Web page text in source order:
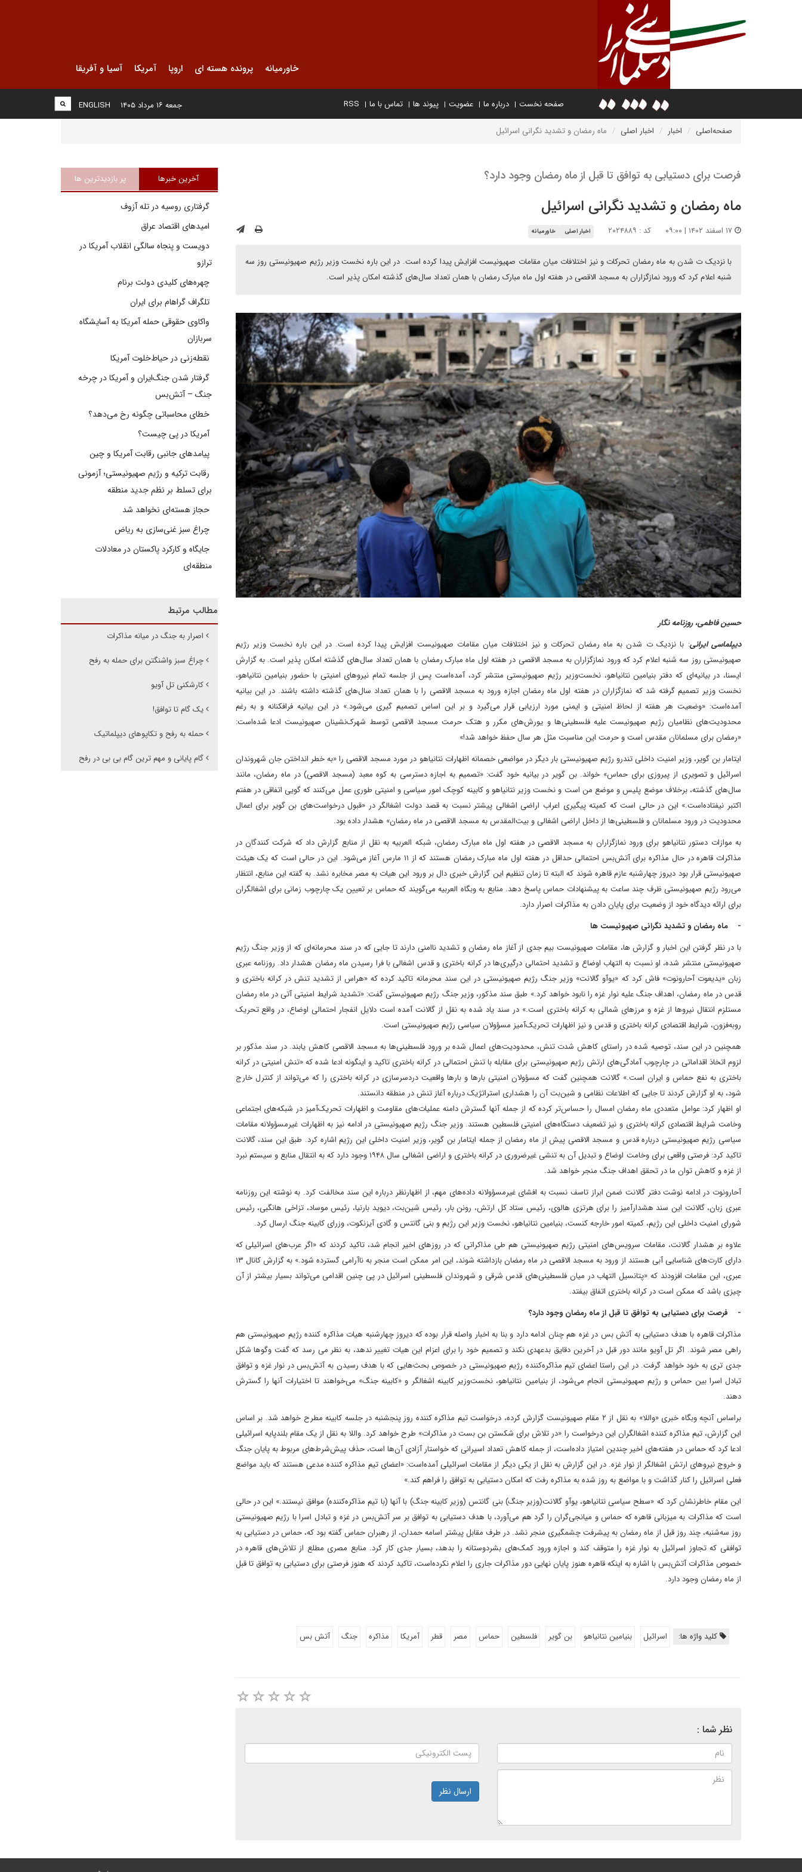
خاورمیانه پرونده هسته ای اروپا آمریکا آسیا و آفریقا
صفحه نخست درباره ما عضویت پیوند ها تماس با ما RSS
ENGLISH جمعه ۱۶ مرداد ۱۴۰۵
صفحه‌اصلی اخبار اخبار اصلی ماه رمضان و تشدید نگرانی اسرائیل
فرصت برای دستیابی به توافق تا قبل از ماه رمضان وجود دارد؟
ماه رمضان و تشدید نگرانی اسرائیل
کد : ۲۰۲۴۸۸۹ اخبار اصلی خاورمیانه
با نزدیک ت شدن به ماه رمضان تحرکات و نیز اختلافات میان مقامات صهیونیست افزایش پیدا کرده است. در این باره نخست وزیر رژیم صهیونیستی روز سه
شنبه اعلام کرد که ورود نمازگزاران به مسجد الاقصی در هفته اول ماه مبارک رمضان با همان تعداد سال‌های گذشته امکان پذیر است.
حسین فاطمی، روزنامه نگار
دیپلماسی ایرانی: با نزدیک ت شدن به ماه رمضان تحرکات و نیز اختلافات میان مقامات صهیونیست افزایش پیدا کرده است. در این باره نخست وزیر رژیم
صهیونیستی روز سه شنبه اعلام کرد که ورود نمازگزاران به مسجد الاقصی در هفته اول ماه مبارک رمضان با همان تعداد سال‌های گذشته امکان پذیر است. به گزارش
ایسنا، در بیانیه‌ای که دفتر بنیامین نتانیاهو، نخست‌وزیر رژیم صهیونیستی منتشر کرد، آمده‌است پس از جلسه تمام نیروهای امنیتی با حضور بنیامین نتانیاهو،
نخست وزیر تصمیم گرفته شد که نمازگزاران در هفته اول ماه رمضان اجازه ورود به مسجد الاقصی را با همان تعداد سال‌های گذشته داشته باشند. در این بیانیه
آمده‌است: «وضعیت هر هفته از لحاظ امنیتی و ایمنی مورد ارزیابی قرار می‌گیرد و بر این اساس تصمیم گیری می‌شود.» در این بیانیه فرافکنانه و به رغم
محدودیت‌های نظامیان رژیم صهیونیست علیه فلسطینی‌ها و یورش‌های مکرر و هتک حرمت مسجد الاقصی توسط شهرک‌نشینان صهیونیست ادعا شده‌است:
«رمضان برای مسلمانان مقدس است و حرمت این مناسبت مثل هر سال حفظ خواهد شد!»
ایتامار بن گویر، وزیر امنیت داخلی تندرو رژیم صهیونیستی بار دیگر در مواضعی خصمانه اظهارات نتانیاهو در مورد مسجد الاقصی را «به خطر انداختن جان شهروندان
اسرائیل و تصویری از پیروزی برای حماس» خواند. بن گویر در بیانیه خود گفت: «تصمیم به اجازه دسترسی به کوه معبد (مسجد الاقصی) در ماه رمضان، مانند
سال‌های گذشته، برخلاف موضع پلیس و موضع من است و نخست وزیر نتانیاهو و کابینه کوچک امور سیاسی و امنیتی طوری عمل می‌کنند که گویی اتفاقی در هفتم
اکتبر نیفتاده‌است.» این در حالی است که کمیته پیگیری اعراب اراضی اشغالی پیشتر نسبت به قصد دولت اشغالگر در «قبول درخواست‌های بن گویر برای اعمال
محدودیت در ورود مسلمانان و فلسطینی‌ها از داخل اراضی اشغالی و بیت‌المقدس به مسجد الاقصی در ماه رمضان» هشدار داده بود.
به موازات دستور نتانیاهو برای ورود نمازگزاران به مسجد الاقصی در هفته اول ماه مبارک رمضان، شبکه العربیه به نقل از منابع گزارش داد که شرکت کنندگان در
مذاکرات قاهره در حال مذاکره برای آتش‌بس احتمالی حداقل در هفته اول ماه مبارک رمضان هستند که از ۱۱ مارس آغاز می‌شود. این در حالی است که یک هیئت
صهیونیستی قرار بود دیروز چهارشنبه عازم قاهره ‌شوند که البته تا زمان تنظیم این گزارش خبری دال بر ورود این هیات به مصر مخابره نشد. به گفته این منابع، انتظار
می‌رود رژیم صهیونیستی ظرف چند ساعت به پیشنهادات حماس پاسخ دهد. منابع به وبگاه العربیه می‌گویند که حماس بر تعیین یک چارچوب زمانی برای اشغالگران
برای ارائه دیدگاه خود از وضعیت برای پایان دادن به مذاکرات اصرار دارد.
- ماه رمضان و تشدید نگرانی صهیونیست ها
با در نظر گرفتن این اخبار و گزارش ها، مقامات صهیونیست بیم جدی از آغاز ماه رمضان و تشدید ناامنی دارند تا جایی که در سند محرمانه‌ای که از وزیر جنگ رژیم‌
صهیونیستی منتشر شده، او نسبت به التهاب اوضاع و تشدید احتمالی درگیری‌ها در کرانه باختری و قدس اشغالی با فرا رسیدن ماه رمضان هشدار داد. روزنامه عبری
زبان «یدیعوت آحارونوت» فاش کرد که «یوآو گالانت» وزیر جنگ رژیم صهیونیستی در این سند محرمانه تاکید کرده که «هراس از تشدید تنش در کرانه باختری و
قدس در ماه رمضان، اهداف جنگ علیه نوار غزه را نابود خواهد کرد.» طبق سند مذکور، وزیر جنگ رژیم صهیونیستی گفت: «تشدید شرایط امنیتی آتی در ماه رمضان
مستلزم انتقال نیروها از غزه و مرزهای شمالی به کرانه باختری است.» در سند یاد شده به نقل از گالانت آمده است دلایل انفجار احتمالی اوضاع، در واقع تحریک
روبه‌فزون، شرایط اقتصادی کرانه باختری و قدس و نیز اظهارات تحریک‌آمیز مسؤولان سیاسی رژیم صهیونیستی است.
همچنین در این سند، توصیه شده در راستای کاهش شدت تنش، محدودیت‌های اعمال شده بر ورود فلسطینی‌ها به مسجد الاقصی کاهش یابند. در سند مذکور بر
لزوم اتخاذ اقداماتی در چارچوب آمادگی‌های ارتش رژیم صهیونیستی برای مقابله با تنش احتمالی در کرانه باختری تاکید و اینگونه ادعا شده که «تنش امنیتی در کرانه
باختری به نفع حماس و ایران است.» گالانت همچنین گفت که مسؤولان امنیتی بارها و بارها واقعیت دردسرسازی در کرانه باختری را که می‌تواند از کنترل خارج
شود، به او گزارش کردند تا جایی که اطلاعات نظامی و شین‌بت آن را هشداری استراتژیک درباره آغاز تنش در منطقه دانستند.
او اظهار کرد: عوامل متعددی ماه رمضان امسال را حساس‌تر کرده که از جمله آنها گسترش دامنه عملیات‌های مقاومت و اظهارات تحریک‌آمیز در شبکه‌های اجتماعی
وخامت شرایط اقتصادی کرانه باختری و نیز تضعیف دستگاه‌های امنیتی فلسطین هستند. وزیر جنگ رژیم صهیونیستی در ادامه نیز به اظهارات غیرمسؤولانه مقامات
سیاسی رژیم صهیونیستی درباره قدس و مسجد الاقصی پیش از ماه رمضان از جمله ایتامار بن گویر، وزیر امنیت داخلی این رژیم اشاره کرد. طبق این سند، گالانت
تاکید کرد: فرصتی واقعی برای وخامت اوضاع و تبدیل آن به تنشی غیرضروری در کرانه باختری و اراضی اشغالی سال ۱۹۴۸ وجود دارد که به انتقال منابع و سیستم نبرد
از غزه و کاهش توان ما در تحقق اهداف جنگ منجر خواهد شد.
آحارونوت در ادامه نوشت دفتر گالانت ضمن ابراز تاسف نسبت به افشای غیرمسؤولانه داده‌های مهم، از اظهارنظر درباره این سند مخالفت کرد. به نوشته این روزنامه
عبری زبان، گالانت این سند هشدارآمیز را برای هرتزی هالوی، رئیس ستاد کل ارتش، رونن بار، رئیس شین‌بت، دیوید بارنیا، رئیس موساد، تزاخی هانگبی، رئیس
شورای امنیت داخلی این رژیم، کمیته امور خارجه کنست، بنیامین نتانیاهو، نخست وزیر این رژیم و بنی گانتس و گادی آیزنکوت، وزرای کابینه جنگ ارسال کرد.
علاوه بر هشدار گالانت، مقامات سرویس‌های امنیتی رژیم صهیونیستی هم طی مذاکراتی که در روزهای اخیر انجام شد، تاکید کردند که «اگر عرب‌های اسرائیلی که
دارای کارت‌های شناسایی آبی هستند از ورود به مسجد الاقصی در ماه رمضان بازداشته شوند، این امر ممکن است منجر به ناآرامی گسترده شود.» به گزارش کانال ۱۳
عبری، این مقامات افزودند که «پتانسیل التهاب در میان فلسطینی‌های قدس شرقی و شهروندان فلسطینی اسرائیل در پی چنین اقدامی می‌تواند بسیار بیشتر از آن
چیزی باشد که ممکن است در کرانه باختری اتفاق بیفتد.
- فرصت برای دستیابی به توافق تا قبل از ماه رمضان وجود دارد؟
مذاکرات قاهره با هدف دستیابی به آتش بس در غزه هم چنان ادامه دارد و بنا به اخبار واصله قرار بوده که دیروز چهارشنبه هیات مذاکره کننده رژیم صهیونیستی هم
راهی مصر شوند. اگر تل آویو مانند دور قبل در آخرین دقایق بدعهدی نکند و تصمیم خود را برای اعزام این هیات تغییر ندهد، به نظر می رسد که گفت وگوها شکل
جدی تری به خود خواهد گرفت. در این راستا اعضای تیم مذاکره‌کننده رژیم صهیونیستی در خصوص بحث‌هایی که با هدف رسیدن به آتش‌بس در نوار غزه و توافق
تبادل اسرا بین حماس و رژیم صهیونیستی انجام می‌شود، از بنیامین نتانیاهو، نخست‌وزیر کابینه اشغالگر و «کابینه جنگ» می‌خواهند تا اختیارات‌ آنها را گسترش
دهند.
براساس آنچه وبگاه خبری «واللا» به نقل از ۲ مقام صهیونیست گزارش کرده، درخواست تیم مذاکره کننده روز پنجشنبه در جلسه کابینه مطرح خواهد شد. بر اساس
این گزارش، تیم مذاکره کننده اشغالگران این درخواست را «در تلاش برای شکستن بن بست در مذاکرات» طرح خواهد کرد. واللا به نقل از یک مقام بلندپایه اسرائیلی
ادعا کرد که حماس در هفته‌های اخیر چندین امتیاز داده‌است، از جمله کاهش تعداد اسیرانی که خواستار آزادی آن‌ها است، حذف پیش‌شرط‌های مربوط به پایان جنگ
و خروج نیروهای ارتش اشغالگر از نوار غزه. در این گزارش به نقل از یکی دیگر از مقامات اسرائیلی آمده‌است: «اعضای تیم مذاکره کننده مدعی هستند که باید مواضع
فعلی اسرائیل را کنار گذاشت و با مواضع به روز شده به مذاکره رفت که امکان دستیابی به توافق را فراهم کند.»
این مقام خاطرنشان کرد که «سطح سیاسی نتانیاهو، یوآو گالانت(وزیر جنگ) بنی گانتس (وزیر کابینه جنگ) با آنها (با تیم مذاکره‌کننده) موافق نیستند.» این در حالی
است که مذاکرات به میزبانی قاهره که حماس و میانجی‌گران را گرد هم می‌آورد، با هدف دستیابی به توافق بر سر آتش‌بس در غزه و تبادل اسرا با رژیم صهیونیستی
روز سه‌شنبه، چند روز قبل از ماه رمضان به پیشرفت چشمگیری منجر نشد. در طرف مقابل پیشتر اسامه حمدان، از رهبران حماس گفته بود که، حماس در دستیابی به
توافقی که تجاوز اسرائیل به نوار غزه را متوقف کند و اجازه ورود کمک‌های بشردوستانه را بدهد، بسیار جدی کار کرد. منابع مصری مطلع از تلاش‌های قاهره در
خصوص مذاکرات آتش‌بس با اشاره به اینکه قاهره هنوز پایان نهایی دور مذاکرات جاری را اعلام نکرده‌است، تاکید کردند که هنوز فرصتی برای دستیابی به توافق تا قبل
از ماه رمضان وجود دارد.
کلید واژه ها: اسرائیل بنیامین نتانیاهو بن گویر فلسطین حماس مصر قطر آمریکا مذاکره جنگ آتش بس
نظر شما :
ارسال نظر
آخرین خبرها پر بازدیدترین ها
گرفتاری روسیه در تله آزوف
امیدهای اقتصاد عراق
دویست و پنجاه سالگی انقلاب آمریکا در
ترازو
چهره‌های کلیدی دولت برنام
تلگراف گراهام برای ایران
واکاوی حقوقی حمله آمریکا به آسایشگاه
سربازان
نقطه‌زنی در حیاط‌خلوت آمریکا
گرفتار شدن جنگ‌ایران و آمریکا در چرخه
جنگ – آتش‌بس
خطای محاسباتی چگونه رخ می‌دهد؟
آمریکا در پی چیست؟
پیامدهای جانبی رقابت آمریکا و چین
رقابت ترکیه و رژیم صهیونیستی؛ آزمونی
برای تسلط بر نظم جدید منطقه
حجاز هسته‌ای نخواهد شد
چراغ سبز غنی‌سازی به ریاض
جایگاه و کارکرد پاکستان در معادلات
منطقه‌ای
مطالب مرتبط
اصرار به جنگ در میانه مذاکرات
چراغ سبز واشنگتن برای حمله به رفح
کارشکنی تل آویو
یک گام تا توافق!
حمله به رفح و تکاپوهای دیپلماتیک
گام پایانی و مهم ترین گام بی بی در رفح